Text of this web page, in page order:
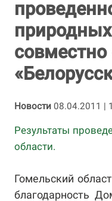
Новости 08.04.2011 |
Результаты
области.
Гомельский
благодарность